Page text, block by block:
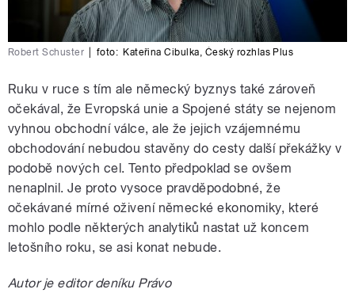
Robert Schuster foto: Kateřina Cibulka, Český rozhlas Plus
Ruku v ruce s tím ale německý byznys také zároveň
očekával, že Evropská unie a Spojené státy se nejenom
vyhnou obchodní válce, ale že jejich vzájemnému
obchodování nebudou stavěny do cesty další překážky v
podobě nových cel. Tento předpoklad se ovšem
nenaplnil. Je proto vysoce pravděpodobné, že
očekávané mírné oživení německé ekonomiky, které
mohlo podle některých analytiků nastat už koncem
letošního roku, se asi konat nebude.
Autor je editor deníku Právo